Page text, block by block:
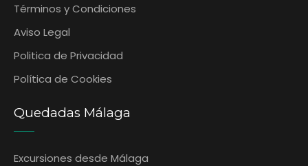
‎Términos y Condiciones
Aviso Legal
Politica de Privacidad
Política de Cookies
Quedadas Málaga
Excursiones desde Málaga